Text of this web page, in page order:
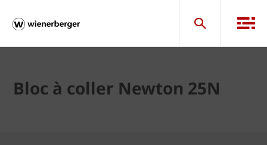
Bloc à coller Newton 25N